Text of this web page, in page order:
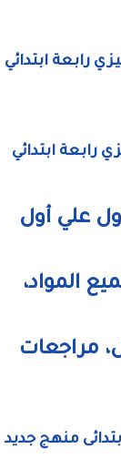
الترم الثاني كونيكت 4 ، مقرر انجليزي رابعة ابتدائي
الترم الثاني كونيكت 4، كتاب انجليزي رابعة ابتدائي
علي أول
المواد،
مراجعات
منهج جديد